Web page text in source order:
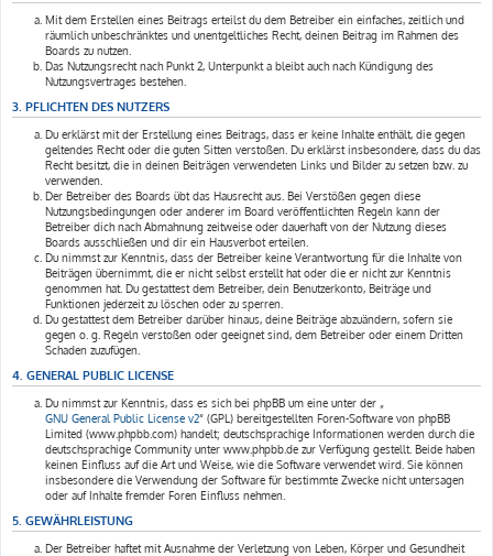
Mit dem Erstellen eines Beitrags erteilst du dem Betreiber ein einfaches, zeitlich und
räumlich unbeschränktes und unentgeltliches Recht, deinen Beitrag im Rahmen des
Boards zu nutzen.
Das Nutzungsrecht nach Punkt 2, Unterpunkt a bleibt auch nach Kündigung des
Nutzungsvertrages bestehen.
3. PFLICHTEN DES NUTZERS
Du erklärst mit der Erstellung eines Beitrags, dass er keine Inhalte enthält, die gegen
geltendes Recht oder die guten Sitten verstoßen. Du erklärst insbesondere, dass du das
Recht besitzt, die in deinen Beiträgen verwendeten Links und Bilder zu setzen bzw. zu
verwenden.
Der Betreiber des Boards übt das Hausrecht aus. Bei Verstößen gegen diese
Nutzungsbedingungen oder anderer im Board veröffentlichten Regeln kann der
Betreiber dich nach Abmahnung zeitweise oder dauerhaft von der Nutzung dieses
Boards ausschließen und dir ein Hausverbot erteilen.
Du nimmst zur Kenntnis, dass der Betreiber keine Verantwortung für die Inhalte von
Beiträgen übernimmt, die er nicht selbst erstellt hat oder die er nicht zur Kenntnis
genommen hat. Du gestattest dem Betreiber, dein Benutzerkonto, Beiträge und
Funktionen jederzeit zu löschen oder zu sperren.
Du gestattest dem Betreiber darüber hinaus, deine Beiträge abzuändern, sofern sie
gegen o. g. Regeln verstoßen oder geeignet sind, dem Betreiber oder einem Dritten
Schaden zuzufügen.
4. GENERAL PUBLIC LICENSE
Du nimmst zur Kenntnis, dass es sich bei phpBB um eine unter der „
GNU General Public License v2“ (GPL) bereitgestellten Foren-Software von phpBB
Limited (www.phpbb.com) handelt; deutschsprachige Informationen werden durch die
deutschsprachige Community unter www.phpbb.de zur Verfügung gestellt. Beide haben
keinen Einfluss auf die Art und Weise, wie die Software verwendet wird. Sie können
insbesondere die Verwendung der Software für bestimmte Zwecke nicht untersagen
oder auf Inhalte fremder Foren Einfluss nehmen.
5. GEWÄHRLEISTUNG
Der Betreiber haftet mit Ausnahme der Verletzung von Leben, Körper und Gesundheit